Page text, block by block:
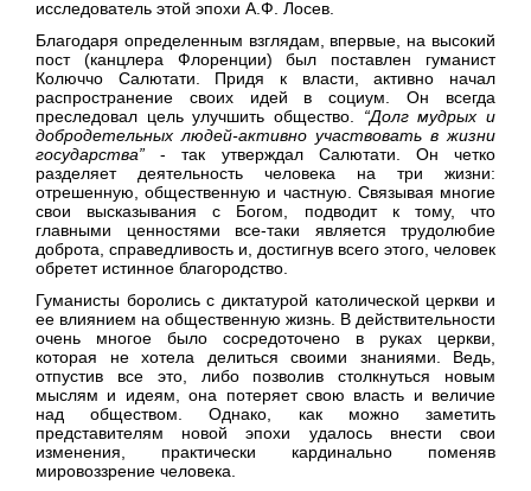
исследователь этой эпохи А.Ф. Лосев.
Благодаря определенным взглядам, впервые, на высокий
пост (канцлера Флоренции) был поставлен гуманист
Колюччо Салютати. Придя к власти, активно начал
распространение своих идей в социум. Он всегда
преследовал цель улучшить общество. “Долг мудрых и
добродетельных людей-активно участвовать в жизни
государства”- так утверждал Салютати. Он четко
разделяет деятельность человека на три жизни:
отрешенную, общественную и частную. Связывая многие
свои высказывания с Богом, подводит к тому, что
главными ценностями все-таки является трудолюбие
доброта, справедливость и, достигнув всего этого, человек
обретет истинное благородство.
Гуманисты боролись с диктатурой католической церкви и
ее влиянием на общественную жизнь. В действительности
очень многое было сосредоточено в руках церкви,
которая не хотела делиться своими знаниями. Ведь,
отпустив все это, либо позволив столкнуться новым
мыслям и идеям, она потеряет свою власть и величие
над обществом. Однако, как можно заметить
представителям новой эпохи удалось внести свои
изменения, практически кардинально поменяв
мировоззрение человека.